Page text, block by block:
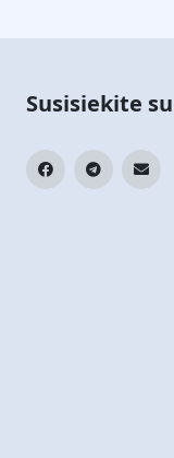
Susisiekite